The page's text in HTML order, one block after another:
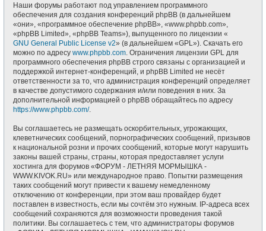
Наши форумы работают под управлением программного
обеспечения для создания конференций phpBB (в дальнейшем
«они», «программное обеспечение phpBB», «www.phpbb.com»,
«phpBB Limited», «phpBB Teams»), выпущенного по лицензии «
GNU General Public License v2» (в дальнейшем «GPL»). Скачать его
можно по адресу www.phpbb.com . Ограничения лицензии GPL для
программного обеспечения phpBB строго связаны с организацией и
поддержкой интернет-конференций, и phpBB Limited не несёт
ответственности за то, что администрация конференций определяет
в качестве допустимого содержания и/или поведения в них. За
дополнительной информацией о phpBB обращайтесь по адресу
https://www.phpbb.com/.
Вы соглашаетесь не размещать оскорбительных, угрожающих,
клеветнических сообщений, порнографических сообщений, призывов
к национальной розни и прочих сообщений, которые могут нарушить
законы вашей страны, страны, которая предоставляет услуги
хостинга для форумов «ФОРУМ - ЛЕТНЯЯ МОРМЫШКА -
WWW.KIVOK.RU» или международное право. Попытки размещения
таких сообщений могут привести к вашему немедленному
отключению от конференции, при этом ваш провайдер будет
поставлен в известность, если мы сочтём это нужным. IP-адреса всех
сообщений сохраняются для возможности проведения такой
политики. Вы соглашаетесь с тем, что администраторы форумов